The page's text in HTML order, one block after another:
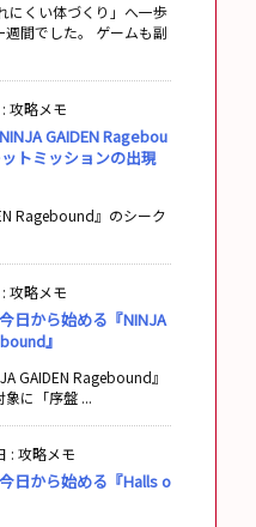
くい体づくり」へ一歩
週間でした。 ゲームも副
: 攻略メモ
GAIDEN Ragebou
トミッションの出現
Ragebound』のシーク
: 攻略メモ
日から始める『NINJA
』
GAIDEN Ragebound』
象に「序盤 ...
: 攻略メモ
日から始める『Halls o